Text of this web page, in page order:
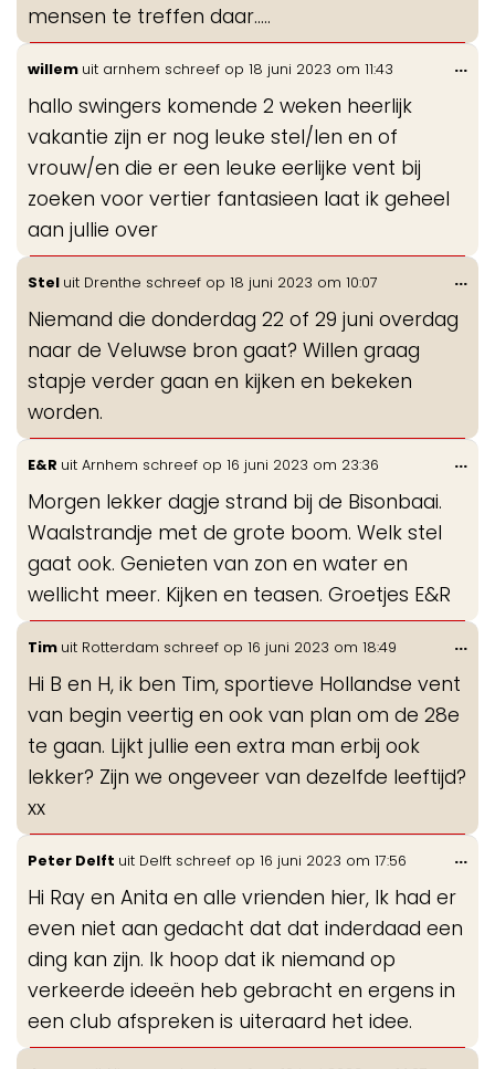
mensen te treffen daar.....
willem uit arnhem schreef op 18 juni 2023 om 11:43
hallo swingers komende 2 weken heerlijk
vakantie zijn er nog leuke stel/len en of
vrouw/en die er een leuke eerlijke vent bij
zoeken voor vertier fantasieen laat ik geheel
aan jullie over
...
Stel uit Drenthe schreef op 18 juni 2023 om 10:07
Niemand die donderdag 22 of 29 juni overdag
naar de Veluwse bron gaat? Willen graag
stapje verder gaan en kijken en bekeken
worden.
...
E&R uit Arnhem schreef op 16 juni 2023 om 23:36
Morgen lekker dagje strand bij de Bisonbaai.
Waalstrandje met de grote boom. Welk stel
gaat ook. Genieten van zon en water en
wellicht meer. Kijken en teasen. Groetjes E&R
...
Tim uit Rotterdam schreef op 16 juni 2023 om 18:49
Hi B en H, ik ben Tim, sportieve Hollandse vent
van begin veertig en ook van plan om de 28e
te gaan. Lijkt jullie een extra man erbij ook
lekker? Zijn we ongeveer van dezelfde leeftijd?
xx
...
Peter Delft uit Delft schreef op 16 juni 2023 om 17:56
Hi Ray en Anita en alle vrienden hier, Ik had er
even niet aan gedacht dat dat inderdaad een
ding kan zijn. Ik hoop dat ik niemand op
verkeerde ideeën heb gebracht en ergens in
een club afspreken is uiteraard het idee.
...